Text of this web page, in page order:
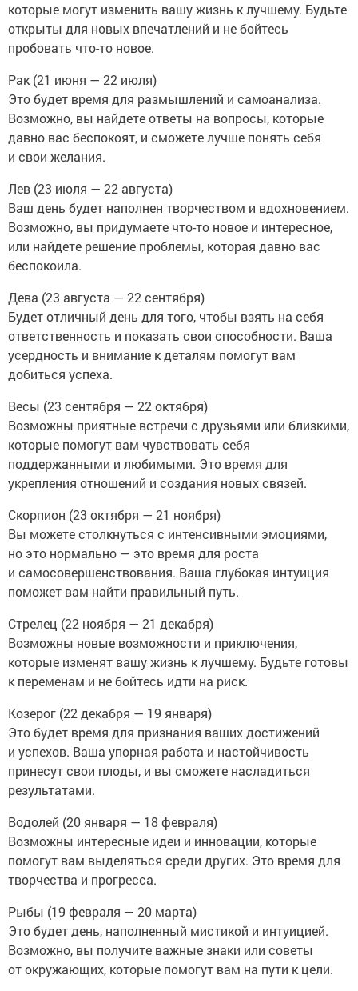
которые могут изменить вашу жизнь к лучшему. Будьте
открыты для новых впечатлений и не бойтесь
пробовать что-то новое.
Рак (21 июня — 22 июля)
Это будет время для размышлений и самоанализа.
Возможно, вы найдете ответы на вопросы, которые
давно вас беспокоят, и сможете лучше понять себя
и свои желания.
Лев (23 июля — 22 августа)
Ваш день будет наполнен творчеством и вдохновением.
Возможно, вы придумаете что-то новое и интересное,
или найдете решение проблемы, которая давно вас
беспокоила.
Дева (23 августа — 22 сентября)
Будет отличный день для того, чтобы взять на себя
ответственность и показать свои способности. Ваша
усердность и внимание к деталям помогут вам
добиться успеха.
Весы (23 сентября — 22 октября)
Возможны приятные встречи с друзьями или близкими,
которые помогут вам чувствовать себя
поддержанными и любимыми. Это время для
укрепления отношений и создания новых связей.
Скорпион (23 октября — 21 ноября)
Вы можете столкнуться с интенсивными эмоциями,
но это нормально — это время для роста
и самосовершенствования. Ваша глубокая интуиция
поможет вам найти правильный путь.
Стрелец (22 ноября — 21 декабря)
Возможны новые возможности и приключения,
которые изменят вашу жизнь к лучшему. Будьте готовы
к переменам и не бойтесь идти на риск.
Козерог (22 декабря — 19 января)
Это будет время для признания ваших достижений
и успехов. Ваша упорная работа и настойчивость
принесут свои плоды, и вы сможете насладиться
результатами.
Водолей (20 января — 18 февраля)
Возможны интересные идеи и инновации, которые
помогут вам выделяться среди других. Это время для
творчества и прогресса.
Рыбы (19 февраля — 20 марта)
Это будет день, наполненный мистикой и интуицией.
Возможно, вы получите важные знаки или советы
от окружающих, которые помогут вам на пути к цели.